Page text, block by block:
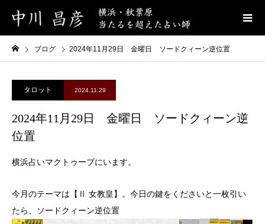
ブログ 2024年11月29日 金曜日 ソードクィーン逆位置
タロット 2024.11.29
2024年11月29日 金曜日 ソードクィーン逆
位置
横浜占いマクトゥーブにいます。
今月のテーマは【Ⅱ 女教皇】。今日の鍵をくださいと一枚引い
たら、ソードクィーン逆位置